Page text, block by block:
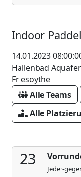
Indoor
14.01.2023
Hallenbad
Friesoythe
Alle Teams
Alle
23
Jeder-